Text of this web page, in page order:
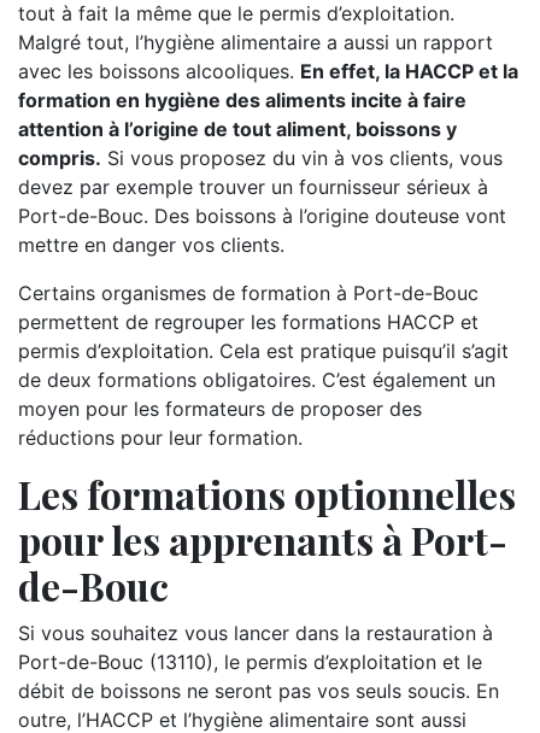
tout à fait la même que le permis d’exploitation.
Malgré tout, l’hygiène alimentaire a aussi un rapport
avec les boissons alcooliques. En effet, la HACCP et la
formation en hygiène des aliments incite à faire
attention à l’origine de tout aliment, boissons y
compris. Si vous proposez du vin à vos clients, vous
devez par exemple trouver un fournisseur sérieux à
Port-de-Bouc. Des boissons à l’origine douteuse vont
mettre en danger vos clients.
Certains organismes de formation à Port-de-Bouc
permettent de regrouper les formations HACCP et
permis d’exploitation. Cela est pratique puisqu’il s’agit
de deux formations obligatoires. C’est également un
moyen pour les formateurs de proposer des
réductions pour leur formation.
Les formations optionnelles
pour les apprenants à Port-
de-Bouc
Si vous souhaitez vous lancer dans la restauration à
Port-de-Bouc (13110), le permis d’exploitation et le
débit de boissons ne seront pas vos seuls soucis. En
outre, l’HACCP et l’hygiène alimentaire sont aussi